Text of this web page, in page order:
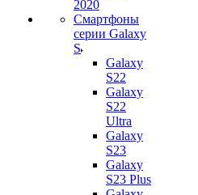
2020
Смартфоны
серии Galaxy
S
Galaxy
S22
Galaxy
S22
Ultra
Galaxy
S23
Galaxy
S23 Plus